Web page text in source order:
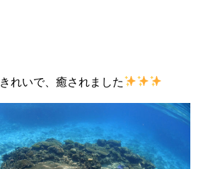
れいで、癒されました